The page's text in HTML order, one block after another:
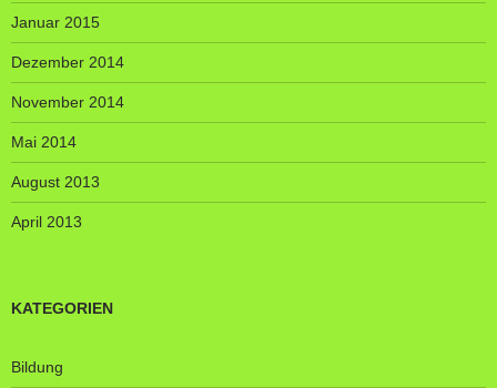
Januar 2015
Dezember 2014
November 2014
Mai 2014
August 2013
April 2013
KATEGORIEN
Bildung